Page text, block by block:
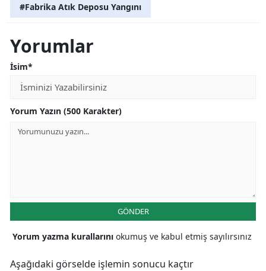
#Fabrika Atık Deposu Yangını
Yorumlar
İsim*
Yorum Yazın (500 Karakter)
GÖNDER
Yorum yazma kurallarını okumuş ve kabul etmiş sayılırsınız
Aşağıdaki görselde işlemin sonucu kaçtır